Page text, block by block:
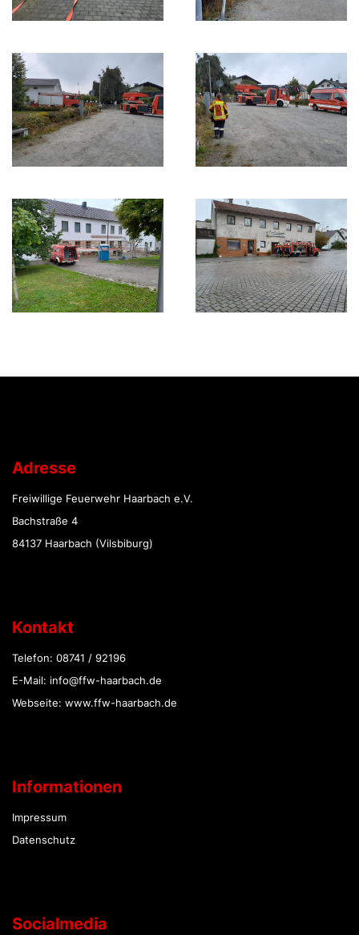
Adresse
Freiwillige Feuerwehr Haarbach e.V.
Bachstraße 4
84137 Haarbach (Vilsbiburg)
Kontakt
Telefon: 08741 / 92196
E-Mail: info@ffw-haarbach.de
Webseite: www.ffw-haarbach.de
Informationen
Impressum
Datenschutz
Socialmedia